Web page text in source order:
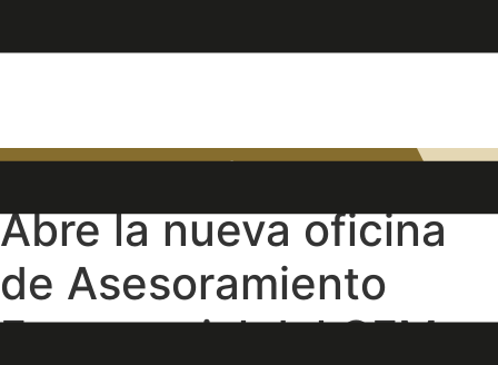
Ir
contenido
Abre la nueva oficina
de Asesoramiento
Empresarial del CEM